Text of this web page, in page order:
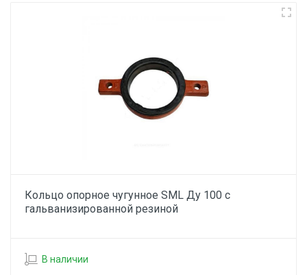
Кольцо опорное чугунное SML Ду 100 с
гальванизированной резиной
В наличии